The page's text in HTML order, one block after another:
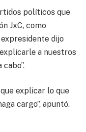
políticos que
JxC, como
dijo
a nuestros
explicar lo que
cargo”, apuntó.